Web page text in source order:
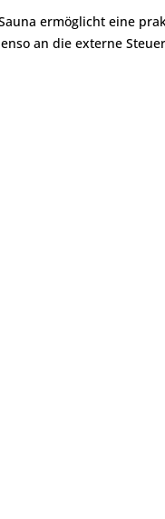
ermöglicht eine
an die externe